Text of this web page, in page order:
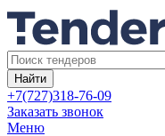
Найти
+7(727)318-76-09
Заказать звонок
Меню